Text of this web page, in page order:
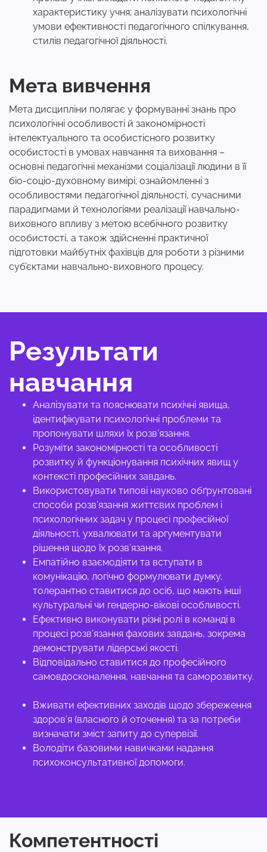
характеристику учня; аналізувати психологічні
умови ефективності педагогічного спілкування,
стилів педагогічної діяльності.
Мета вивчення
Мета дисципліни полягає у формуванні знань про
психологічні особливості й закономірності
інтелектуального та особистісного розвитку
особистості в умовах навчання та виховання –
основні педагогічні механізми соціалізації людини в її
біо-соціо-духовному вимірі; ознайомленні з
особливостями педагогічної діяльності, сучасними
парадигмами й технологіями реалізації навчально-
виховного впливу з метою всебічного розвитку
особистості, а також здійсненні практичної
підготовки майбутніх фахівців для роботи з різними
суб’єктами навчально-виховного процесу.
Результати
навчання
Аналізувати та пояснювати психічні явища,
ідентифікувати психологічні проблеми та
пропонувати шляхи їх розв’язання.
Розуміти закономірності та особливості
розвитку й функціонування психічних явищ у
контексті професійних завдань.
Використовувати типові науково обґрунтовані
способи розв’язання життєвих проблем і
психологічних задач у процесі професійної
діяльності, ухвалювати та аргументувати
рішення щодо їх розв’язання.
Емпатійно взаємодіяти та вступати в
комунікацію, логічно формулювати думку,
толерантно ставитися до осіб, що мають інші
культуральні чи гендерно-вікові особливості.
Ефективно виконувати різні ролі в команді в
процесі розв’язання фахових завдань, зокрема
демонструвати лідерські якості.
Відповідально ставитися до професійного
самовдосконалення, навчання та саморозвитку.
Вживати ефективних заходів щодо збереження
здоров’я (власного й оточення) та за потреби
визначати зміст запиту до супервізії.
Володіти базовими навичками надання
психоконсультативної допомоги.
Компетентності